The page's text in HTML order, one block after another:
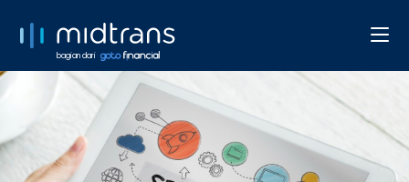
bagian dari